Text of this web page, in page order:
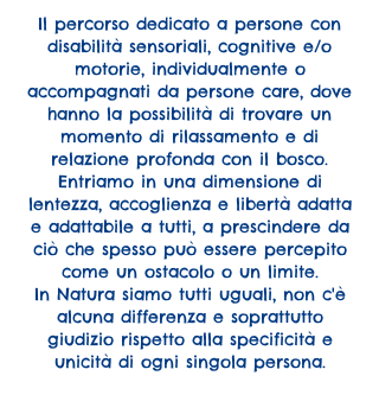
Il percorso dedicato a persone con
disabilità sensoriali, cognitive e/o
motorie, individualmente o
accompagnati da persone care, dove
hanno la possibilità di trovare un
momento di rilassamento e di
relazione profonda con il bosco.
Entriamo in una dimensione di
lentezza, accoglienza e libertà adatta
e adattabile a tutti, a prescindere da
ciò che spesso può essere percepito
come un ostacolo o un limite.
In Natura siamo tutti uguali, non c'è
alcuna differenza e soprattutto
giudizio rispetto alla specificità e
unicità di ogni singola persona.